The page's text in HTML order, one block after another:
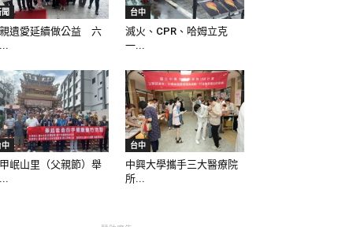
遺愛延續做公益 六
台中
滅火、CPR、哈姆立克
一...
中
岷山里（父親節）舉
台中
中興大學攜手三大醫療院
所...